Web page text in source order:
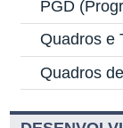
PGD
Quadros e
Quadros